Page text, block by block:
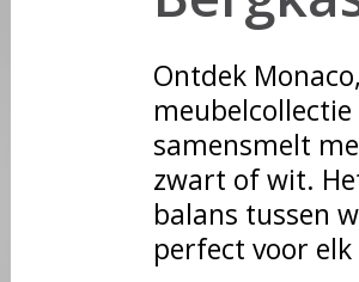
Ontdek
samensmelt
zwart of wit.
balans tussen
perfect voor